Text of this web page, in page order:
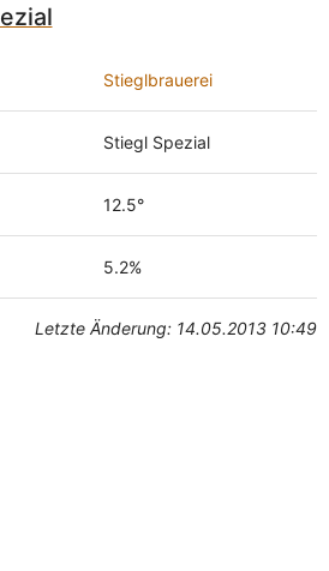
Stieglbrauerei
Stiegl Spezial
12.5°
5.2%
Letzte Änderung: 14.05.2013 10:49